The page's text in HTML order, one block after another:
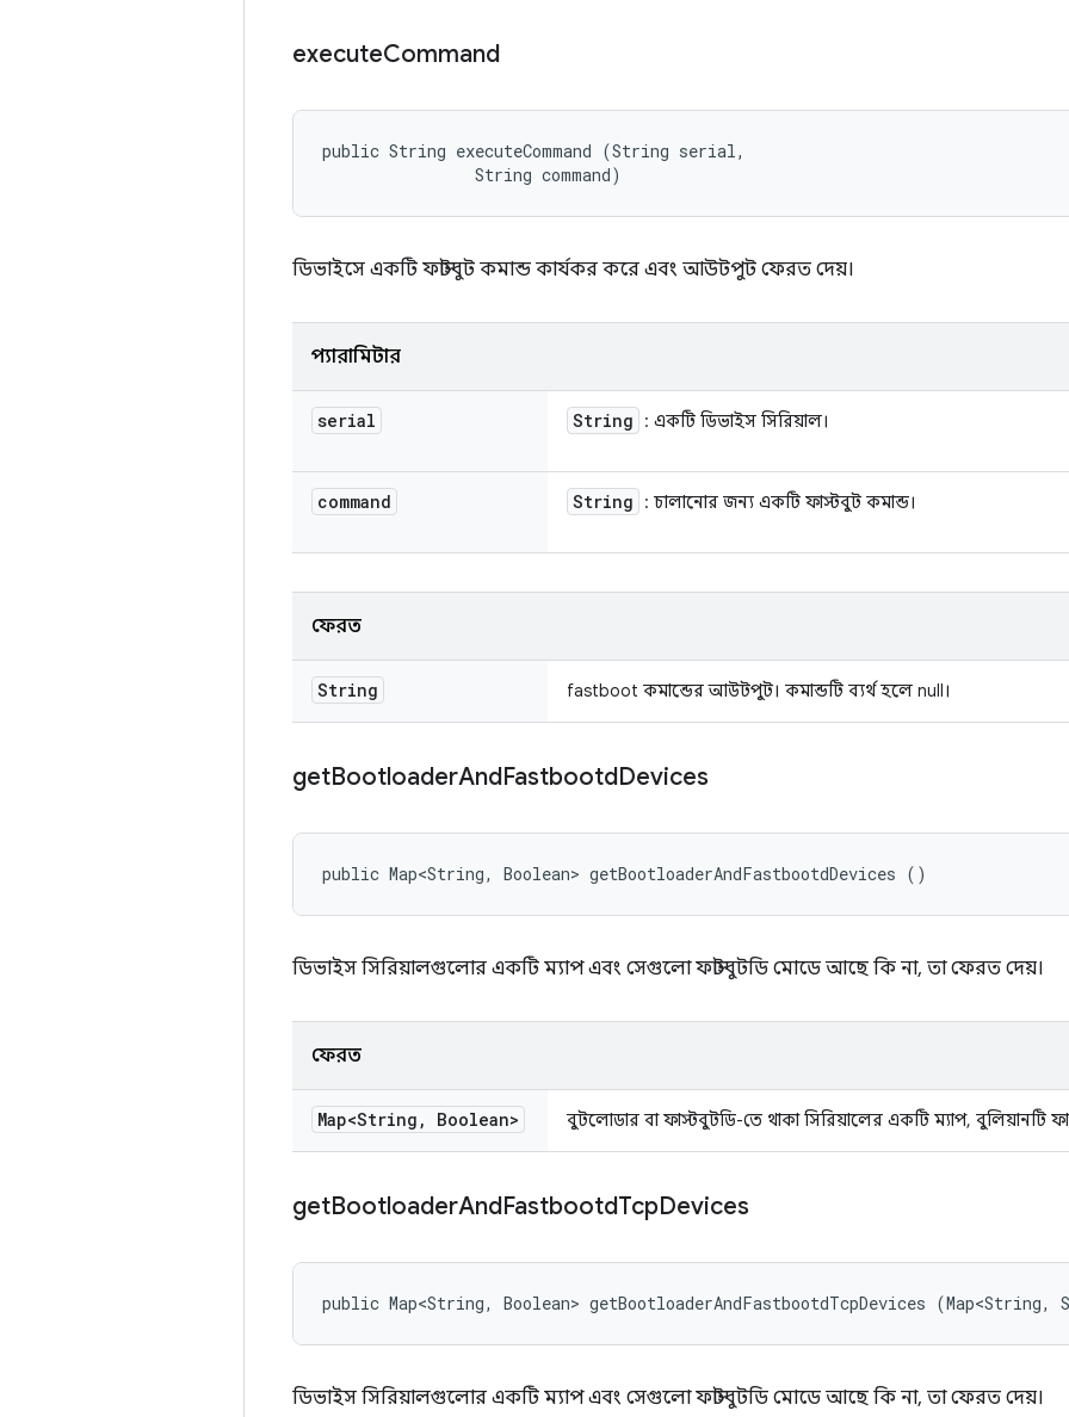
executeCommand
public String executeCommand (String serial,
                String command)
ডিভাইসে একটি ফাস্টবুট কমান্ড কার্যকর করে এবং আউটপুট ফেরত দেয়।
প্যারামিটার
serial String : একটি ডিভাইস সিরিয়াল।
command String : চালানোর জন্য একটি ফাস্টবুট কমান্ড।
ফেরত
String fastboot কমান্ডের আউটপুট। কমান্ডটি ব্যর্থ হলে null।
getBootloaderAndFastbootdDevices
public Map<String, Boolean> getBootloaderAndFastbootdDevices ()
ডিভাইস সিরিয়ালগুলোর একটি ম্যাপ এবং সেগুলো ফাস্টবুটডি মোডে আছে কি না, তা ফেরত দেয়।
ফেরত
Map<String , Boolean> বুটলোডার বা ফাস্টবুটডি-তে থাকা সিরিয়ালের একটি ম্যাপ, বুলিয়ানটি
getBootloaderAndFastbootdTcpDevices
public Map<String, Boolean> getBootloaderAndFastbootdTcpDevices
ডিভাইস সিরিয়ালগুলোর একটি ম্যাপ এবং সেগুলো ফাস্টবুটডি মোডে আছে কি না, তা ফেরত দেয়।